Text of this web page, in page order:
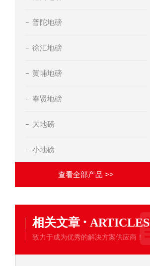
普陀地磅
徐汇地磅
黄埔地磅
奉贤地磅
大地磅
小地磅
查看全部产品 >>
相关文章 · ARTICLES
致力于成为优秀的解决方案供应商！